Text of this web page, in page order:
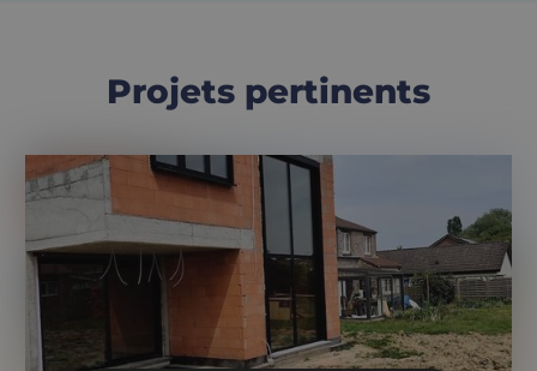
Projets pertinents